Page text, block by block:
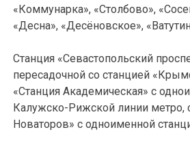
«Коммунарка», «Столбово»,
«Десна», «Десёновское»,
Станция «Севастопольский
пересадочной со станцией
«Станция Академическая» с
Калужско-Рижской линии метро,
Новаторов» с одноименной